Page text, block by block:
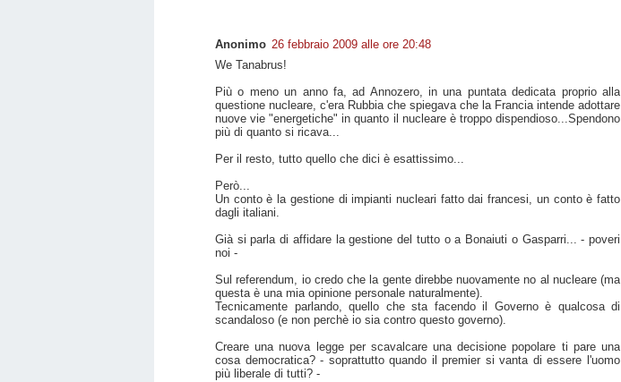
Anonimo 26 febbraio 2009 alle ore 20:48
We Tanabrus!
Più o meno un anno fa, ad Annozero, in una puntata dedicata proprio alla
questione nucleare, c'era Rubbia che spiegava che la Francia intende adottare
nuove vie "energetiche" in quanto il nucleare è troppo dispendioso...Spendono
più di quanto si ricava...
Per il resto, tutto quello che dici è esattissimo...
Però...
Un conto è la gestione di impianti nucleari fatto dai francesi, un conto è fatto
dagli italiani.
Già si parla di affidare la gestione del tutto o a Bonaiuti o Gasparri... - poveri
noi -
Sul referendum, io credo che la gente direbbe nuovamente no al nucleare (ma
questa è una mia opinione personale naturalmente).
Tecnicamente parlando, quello che sta facendo il Governo è qualcosa di
scandaloso (e non perchè io sia contro questo governo).
Creare una nuova legge per scavalcare una decisione popolare ti pare una
cosa democratica? - soprattutto quando il premier si vanta di essere l'uomo
più liberale di tutti? -